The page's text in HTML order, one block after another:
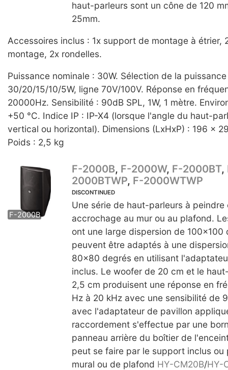
haut-parleurs sont un cône de 120
25mm.
Accessoires inclus : 1x support de montage à étrier,
montage, 2x rondelles.
Puissance nominale : 30W. Sélection de la
30/20/15/10/5W, ligne 70V/100V. Réponse en
20000Hz. Sensibilité : 90dB SPL, 1W, 1 mètre.
+50 °C. Indice IP : IP-X4 (lorsque l'angle du haut-
vertical ou horizontal). Dimensions (LxHxP) : 196 x
Poids : 2,5 kg
F-2000B
F-2000W
F-2000B, F-2000W, F-2000BT,
2000BTWP, F-2000WTWP
DISCONTINUED
Une série de haut-parleurs à peindre
accrochage au mur ou au plafond.
ont une large dispersion de 100x100
peuvent être adaptés à une
80x80 degrés en utilisant
inclus. Le woofer de 20 cm et le
2,5 cm produisent une réponse en
Hz à 20 kHz avec une sensibilité de
avec l'adaptateur de pavillon
raccordement s'effectue par une
panneau arrière du boîtier de
peut se faire par le support inclus ou
mural ou de plafond HY-CM20B/HY-